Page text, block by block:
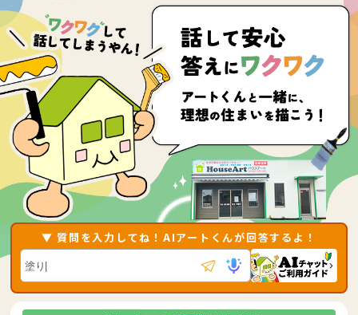
▼ 質問を入力してね！AIアートくんが回答するよ！